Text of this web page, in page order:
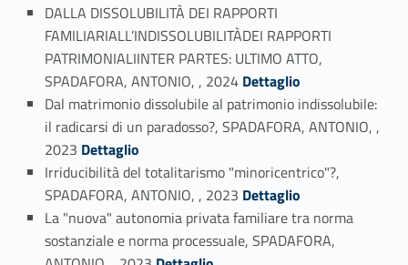
DALLA DISSOLUBILITÀ DEI RAPPORTI
FAMILIARIALL’INDISSOLUBILITÀDEI RAPPORTI
PATRIMONIALIINTER PARTES: ULTIMO ATTO,
SPADAFORA, ANTONIO, , 2024 Link identifier #identifier_person_41016-1Dettaglio
Dal matrimonio dissolubile al patrimonio indissolubile:
il radicarsi di un paradosso?, SPADAFORA, ANTONIO, ,
2023 Link identifier #identifier_person_193456-2Dettaglio
Irriducibilità del totalitarismo "minoricentrico"?,
SPADAFORA, ANTONIO, , 2023 Link identifier #identifier_person_143339-3Dettaglio
La "nuova" autonomia privata familiare tra norma
sostanziale e norma processuale, SPADAFORA,
Link identifier #identifier_person_182476-4